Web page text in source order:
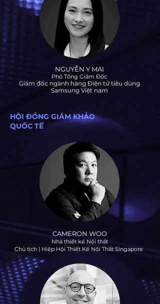
NGUYỄN Y MAI
Phó Tổng Giám Đốc
Giám đốc ngành hàng Điện tử tiêu dùng
Samsung Việt nam
HỘI ĐỒNG GIÁM KHẢO
QUỐC TẾ
CAMERON WOO
Nhà thiết kế Nội thất
Chủ tịch | Hiệp Hội Thiết Kế Nội Thất Singapore